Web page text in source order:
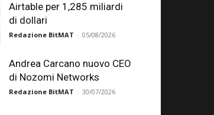
Airtable per 1,285 miliardi
di dollari
Redazione BitMAT - 05/08/2026
Andrea Carcano nuovo CEO
di Nozomi Networks
Redazione BitMAT - 30/07/2026